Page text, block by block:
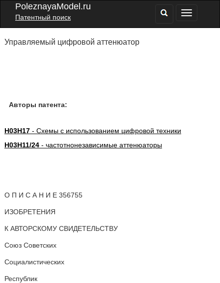
PoleznayaModel.ru
Патентный поиск
Управляемый цифровой аттенюатор
Авторы патента:
H03H17- Схемы с использованием цифровой техники
H03H11/24- частотнонезависимые аттенюаторы
О П И С А Н И Е 356755
ИЗОБРЕТЕНИЯ
К АВТОРСКОМУ СВИДЕТЕЛЬСТВУ
Союз Советских
Социалистических
Республик